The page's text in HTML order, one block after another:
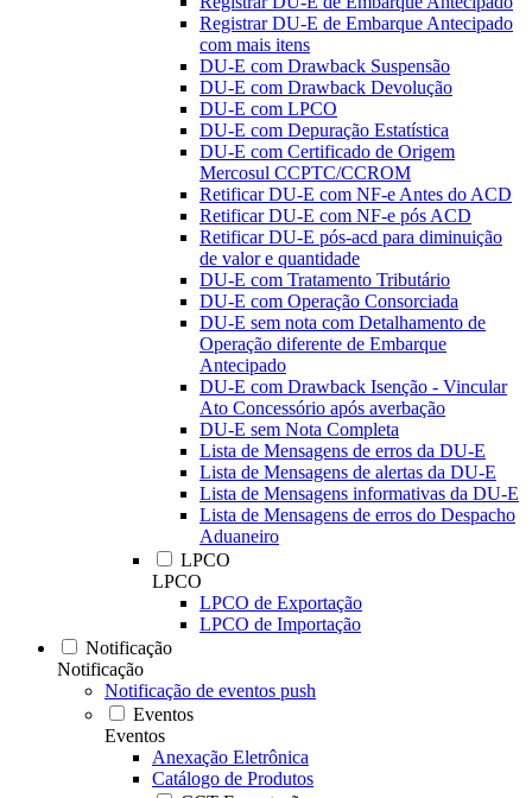
Registrar DU-E de Embarque Antecipado
com mais itens
DU-E com Drawback Suspensão
DU-E com Drawback Devolução
DU-E com LPCO
DU-E com Depuração Estatística
DU-E com Certificado de Origem
Mercosul CCPTC/CCROM
Retificar DU-E com NF-e Antes do ACD
Retificar DU-E com NF-e pós ACD
Retificar DU-E pós-acd para diminuição
de valor e quantidade
DU-E com Tratamento Tributário
DU-E com Operação Consorciada
DU-E sem nota com Detalhamento de
Operação diferente de Embarque
Antecipado
DU-E com Drawback Isenção - Vincular
Ato Concessório após averbação
DU-E sem Nota Completa
Lista de Mensagens de erros da DU-E
Lista de Mensagens de alertas da DU-E
Lista de Mensagens informativas da DU-E
Lista de Mensagens de erros do Despacho
Aduaneiro
LPCO
LPCO
LPCO de Exportação
LPCO de Importação
Notificação
Notificação
Notificação de eventos push
Eventos
Eventos
Anexação Eletrônica
Catálogo de Produtos